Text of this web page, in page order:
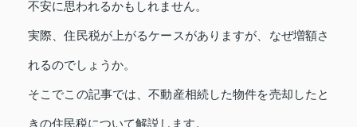
不安に思われるかもしれません。
実際、住民税が上がるケースがありますが、なぜ増額さ
れるのでしょうか。
そこでこの記事では、不動産相続した物件を売却したと
きの住民税について解説します。